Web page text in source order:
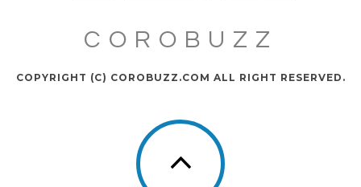
COROBUZZ
COPYRIGHT (C) COROBUZZ.COM ALL RIGHT RESERVED.